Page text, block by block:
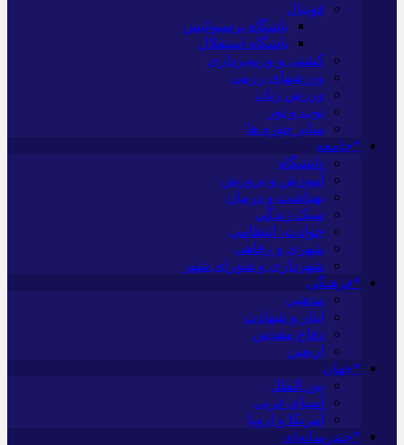
فوتبال
باشگاه پرسپولیس
باشگاه استقلال
کشتی و وزنه‌برداری
ورزشهای رزمی
ورزش زنان
توپ و تور
سایر حوزه ها
*جامعه
دانشگاه
آموزش و پرورش
بهداشت و درمان
سبک زندگی
حوادث، انتظامی
شهری و رفاهی
شهرداری و شورای شهر
*فرهنگی
مذهبی
ایثار و شهادت
دفاع مقدس
اربعین
*جهان
بین الملل
آسیای غربی
آمریکا و اروپا
*چندرسانه‌ای